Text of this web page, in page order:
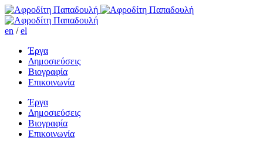
en /el
Έργα
Δημοσιεύσεις
Βιογραφία
Επικοινωνία
Έργα
Δημοσιεύσεις
Βιογραφία
Επικοινωνία